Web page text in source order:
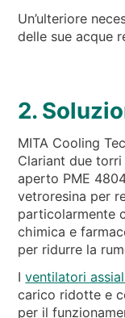
Un’ulteriore
delle sue acque
2.
MITA Cooling
Clariant due
aperto PME
vetroresina per
particolarmente
chimica e
per ridurre la
Iventilatori
carico ridotte e
per il